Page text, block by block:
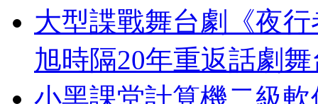
大型諜戰舞台劇《夜
旭時隔20年重返話劇